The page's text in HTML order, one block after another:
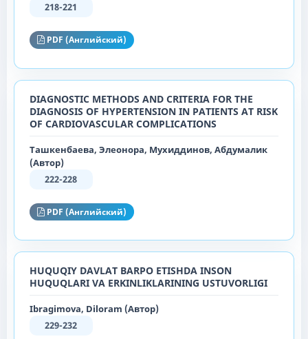
218-221
PDF (Английский)
DIAGNOSTIC METHODS AND CRITERIA FOR THE
DIAGNOSIS OF HYPERTENSION IN PATIENTS AT RISK
OF CARDIOVASCULAR COMPLICATIONS
Ташкенбаева, Элеонора, Мухиддинов, Абдумалик
(Автор)
222-228
PDF (Английский)
HUQUQIY DAVLAT BARPO ETISHDA INSON
HUQUQLARI VA ERKINLIKLARINING USTUVORLIGI
Ibragimova, Diloram (Автор)
229-232